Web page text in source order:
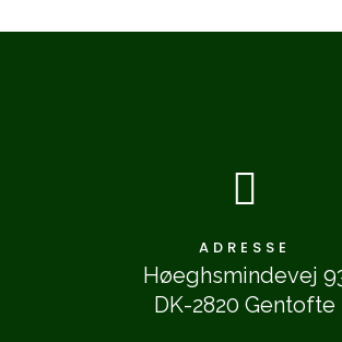

ADRESSE
Høeghsmindevej
DK-2820 Gentofte